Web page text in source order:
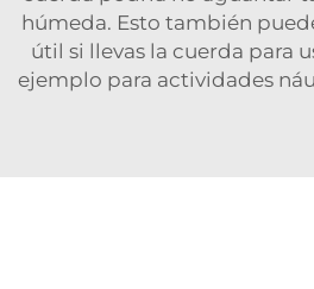
húmeda. Esto también
útil si llevas la cuerda para
ejemplo para actividades